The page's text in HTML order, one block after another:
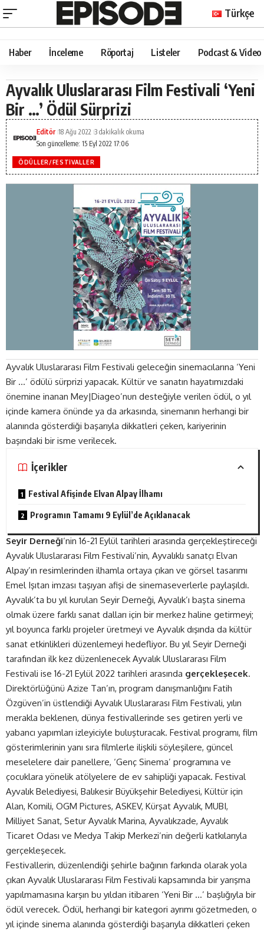
Türkçe
Haber İnceleme Röportaj Listeler Podcast & Video
Ayvalık Uluslararası Film Festivali ‘Yeni
Bir …’ Ödül Sürprizi
Son güncelleme: 15 Eyl 2022 17:06
Editör 18 Ağu 2022 3 dakikalık okuma
ÖDÜLLER/FESTIVALLER
Ayvalık Uluslararası Film Festivali geleceğin sinemacılarına ‘Yeni
Bir …’ ödülü sürprizi yapacak. Kültür ve sanatın hayatımızdaki
önemine inanan Mey|Diageo’nun desteğiyle verilen ödül, o yıl
içinde kamera önünde ya da arkasında, sinemanın herhangi bir
alanında gösterdiği başarıyla dikkatleri çeken, kariyerinin
başındaki bir isme verilecek.
İçerikler
Festival Afişinde Elvan Alpay İlhamı
Programın Tamamı 9 Eylül’de Açıklanacak
Seyir Derneği‘nin 16-21 Eylül tarihleri arasında gerçekleştireceği
Ayvalık Uluslararası Film Festivali’nin, Ayvalıklı sanatçı Elvan
Alpay’ın resimlerinden ilhamla ortaya çıkan ve görsel tasarımı
Emel Işıtan imzası taşıyan afişi de sinemaseverlerle paylaşıldı.
Ayvalık’ta bu yıl kurulan Seyir Derneği, Ayvalık’ı başta sinema
olmak üzere farklı sanat dalları için bir merkez haline getirmeyi;
yıl boyunca farklı projeler üretmeyi ve Ayvalık dışında da kültür
sanat etkinlikleri düzenlemeyi hedefliyor. Bu yıl Seyir Derneği
tarafından ilk kez düzenlenecek Ayvalık Uluslararası Film
Festivali ise 16-21 Eylül 2022 tarihleri arasında gerçekleşecek.
Direktörlüğünü Azize Tan’ın, program danışmanlığını Fatih
Özgüven’in üstlendiği Ayvalık Uluslararası Film Festivali, yılın
merakla beklenen, dünya festivallerinde ses getiren yerli ve
yabancı yapımları izleyiciyle buluşturacak. Festival programı, film
gösterimlerinin yanı sıra filmlerle ilişkili söyleşilere, güncel
meselelere dair panellere, ‘Genç Sinema’ programına ve
çocuklara yönelik atölyelere de ev sahipliği yapacak. Festival
Ayvalık Belediyesi, Balıkesir Büyükşehir Belediyesi, Kültür için
Alan, Komili, OGM Pictures, ASKEV, Kürşat Ayvalık, MUBI,
Milliyet Sanat, Setur Ayvalık Marina, Ayvalıkzade, Ayvalık
Ticaret Odası ve Medya Takip Merkezi’nin değerli katkılarıyla
gerçekleşecek.
Festivallerin, düzenlendiği şehirle bağının farkında olarak yola
çıkan Ayvalık Uluslararası Film Festivali kapsamında bir yarışma
yapılmamasına karşın bu yıldan itibaren ‘Yeni Bir …’ başlığıyla bir
ödül verecek. Ödül, herhangi bir kategori ayrımı gözetmeden, o
yıl içinde sinema alanında gösterdiği başarıyla dikkatleri çeken